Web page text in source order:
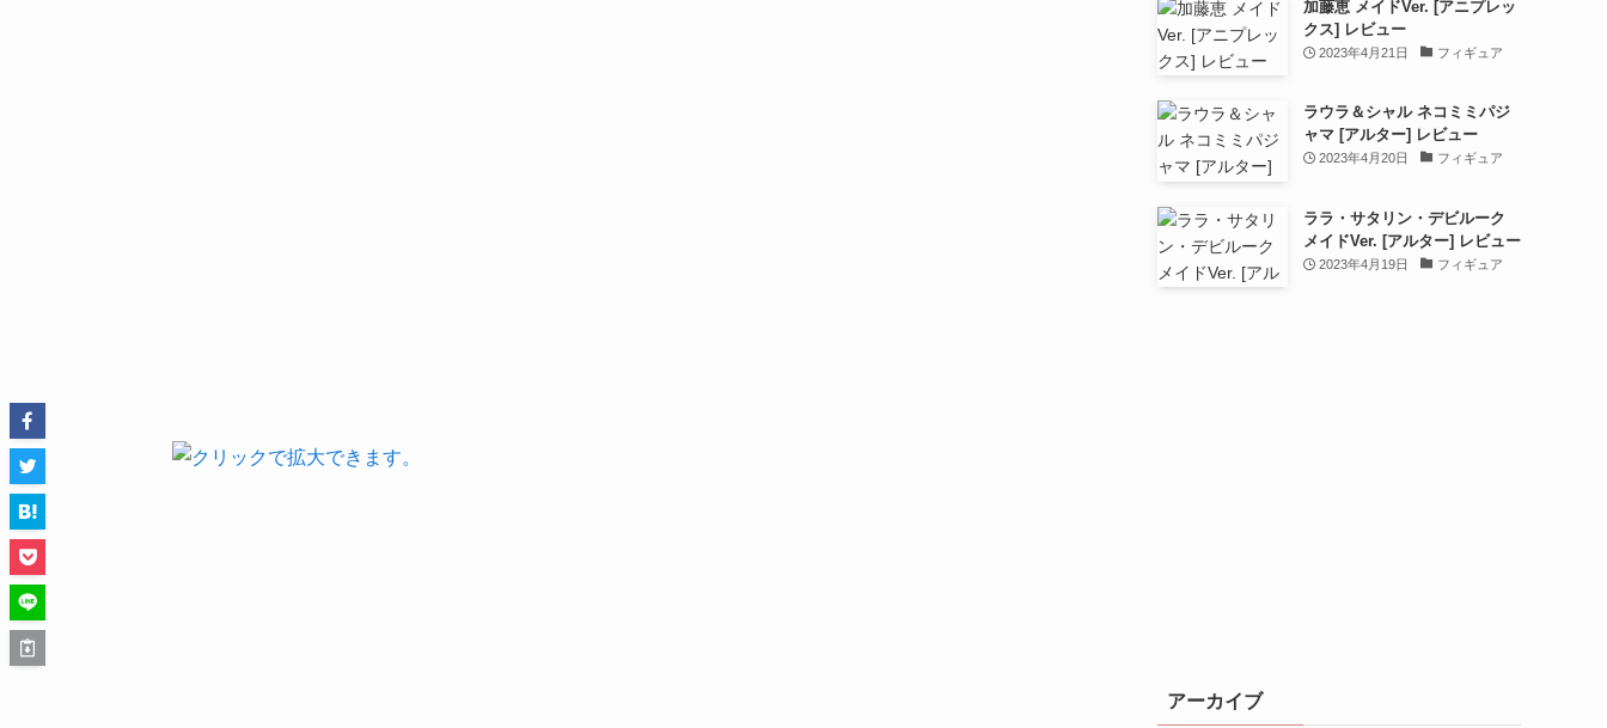
加藤恵 メイドVer. [アニプレッ
クス] レビュー
2023年4月21日 フィギュア
ラウラ＆シャル ネコミミパジ
ャマ [アルター] レビュー
2023年4月20日 フィギュア
ララ・サタリン・デビルーク
メイドVer. [アルター] レビュー
2023年4月19日 フィギュア
アーカイブ